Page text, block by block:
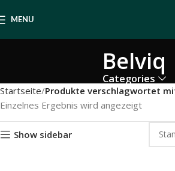
MENU
Belviq
Categories
Startseite Produkte verschlagwortet
Einzelnes Ergebnis wird angezeigt
Show sidebar